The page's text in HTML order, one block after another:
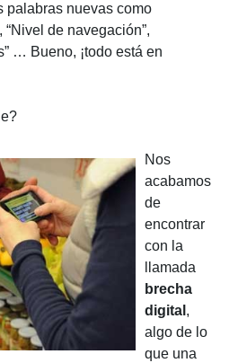
palabras nuevas como
“Nivel de navegación”,
… Bueno, ¡todo está en
Nos
acabamos
de
encontrar
con la
llamada
brecha
digital ,
algo de lo
que una